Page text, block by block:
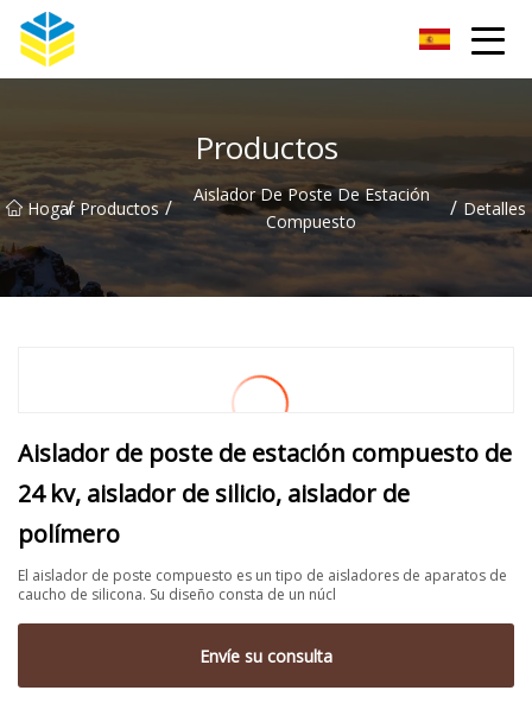
Productos
Hogar
/ Productos /
Aislador De Poste De Estación
Compuesto
/ Detalles
Aislador de poste de estación compuesto de
24 kv, aislador de silicio, aislador de
polímero
El aislador de poste compuesto es un tipo de aisladores de aparatos de
caucho de silicona. Su diseño consta de un núcl
Envíe su consulta